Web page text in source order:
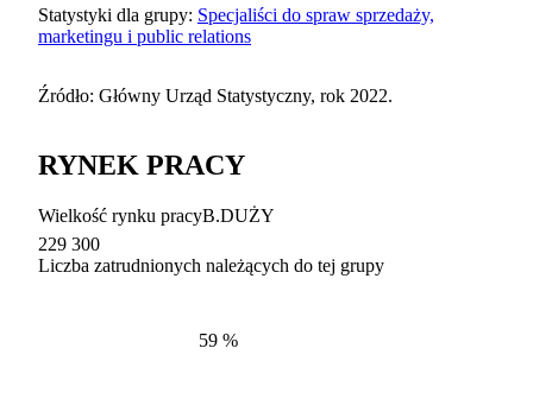
Statystyki dla grupy: Specjaliści do spraw sprzedaży,
marketingu i public relations
Źródło: Główny Urząd Statystyczny, rok 2022.
RYNEK PRACY
Wielkość rynku pracyB.DUŻY
229 300
Liczba zatrudnionych należących do tej grupy
59 %